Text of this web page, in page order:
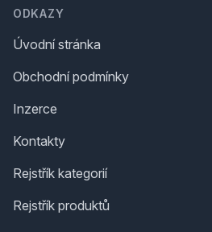
ODKAZY
Úvodní stránka
Obchodní podmínky
Inzerce
Kontakty
Rejstřík kategorií
Rejstřík produktů